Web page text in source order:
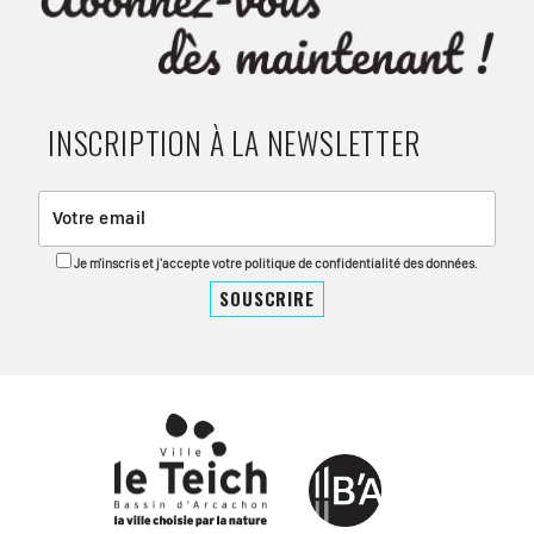
INSCRIPTION À LA NEWSLETTER
Je m'inscris et j'accepte votre politique de confidentialité des données.